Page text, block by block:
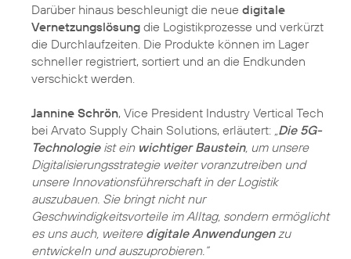
Darüber hinaus beschleunigt die neue digitale
Vernetzungslösung die Logistikprozesse und verkürzt
die Durchlaufzeiten. Die Produkte können im Lager
schneller registriert, sortiert und an die Endkunden
verschickt werden.
Jannine Schrön, Vice President Industry Vertical Tech
bei Arvato Supply Chain Solutions, erläutert: Die 5G-
Technologieist ein wichtiger Baustein, um unsere
Digitalisierungsstrategie weiter voranzutreiben und
unsere Innovationsführerschaft in der Logistik
auszubauen. Sie bringt nicht nur
Geschwindigkeitsvorteile im Alltag, sondern ermöglicht
es uns auch, weitere digitale Anwendungenzu
entwickeln und auszuprobieren.“